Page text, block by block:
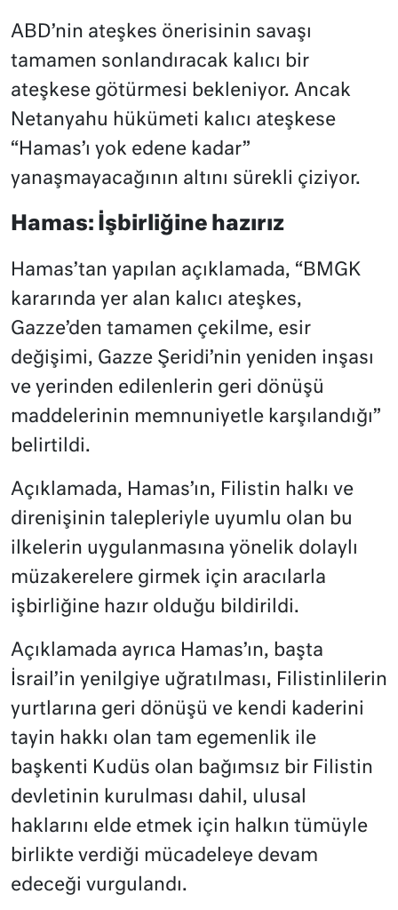
ABD’nin ateşkes önerisinin savaşı
tamamen sonlandıracak kalıcı bir
ateşkese götürmesi bekleniyor. Ancak
Netanyahu hükümeti kalıcı ateşkese
“Hamas’ı yok edene kadar”
yanaşmayacağının altını sürekli çiziyor.
Hamas: İşbirliğine hazırız
Hamas’tan yapılan açıklamada, “BMGK
kararında yer alan kalıcı ateşkes,
Gazze’den tamamen çekilme, esir
değişimi, Gazze Şeridi’nin yeniden inşası
ve yerinden edilenlerin geri dönüşü
maddelerinin memnuniyetle karşılandığı”
belirtildi.
Açıklamada, Hamas’ın, Filistin halkı ve
direnişinin talepleriyle uyumlu olan bu
ilkelerin uygulanmasına yönelik dolaylı
müzakerelere girmek için aracılarla
işbirliğine hazır olduğu bildirildi.
Açıklamada ayrıca Hamas’ın, başta
İsrail’in yenilgiye uğratılması, Filistinlilerin
yurtlarına geri dönüşü ve kendi kaderini
tayin hakkı olan tam egemenlik ile
başkenti Kudüs olan bağımsız bir Filistin
devletinin kurulması dahil, ulusal
haklarını elde etmek için halkın tümüyle
birlikte verdiği mücadeleye devam
edeceği vurgulandı.